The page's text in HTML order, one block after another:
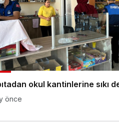
okul kantinlerine sıkı
önce